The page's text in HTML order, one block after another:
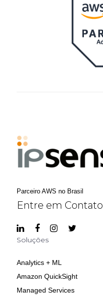
Parceiro AWS no Brasil
Entre em Contato
Soluções
Analytics + ML
Amazon QuickSight
Managed Services